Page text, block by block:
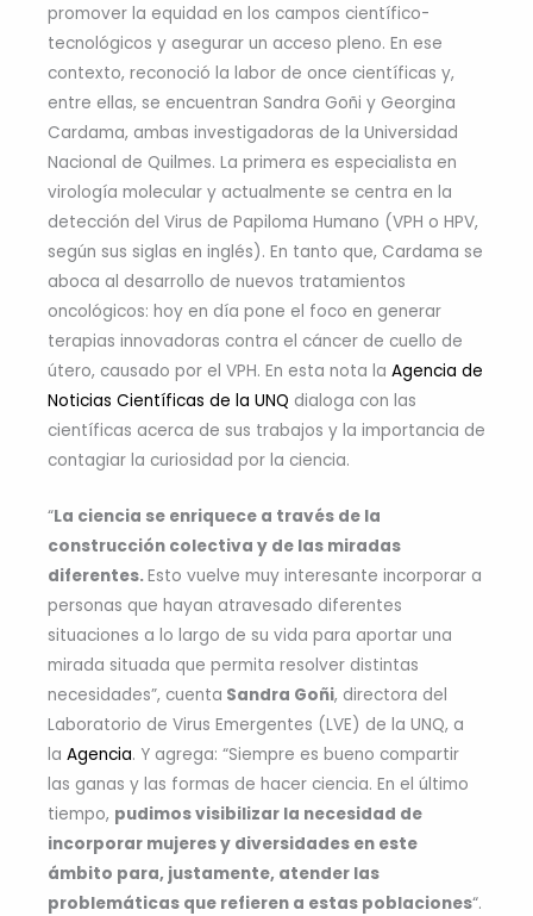
promover la equidad en los campos científico-
tecnológicos y asegurar un acceso pleno. En ese
contexto, reconoció la labor de once científicas y,
entre ellas, se encuentran Sandra Goñi y Georgina
Cardama, ambas investigadoras de la Universidad
Nacional de Quilmes. La primera es especialista en
virología molecular y actualmente se centra en la
detección del Virus de Papiloma Humano (VPH o HPV,
según sus siglas en inglés). En tanto que, Cardama se
aboca al desarrollo de nuevos tratamientos
oncológicos: hoy en día pone el foco en generar
terapias innovadoras contra el cáncer de cuello de
útero, causado por el VPH. En esta nota la Agencia de
Noticias Científicas de la UNQ dialoga con las
científicas acerca de sus trabajos y la importancia de
contagiar la curiosidad por la ciencia.
“La ciencia se enriquece a través de la
construcción colectiva y de las miradas
diferentes.Esto vuelve muy interesante incorporar a
personas que hayan atravesado diferentes
situaciones a lo largo de su vida para aportar una
mirada situada que permita resolver distintas
necesidades”, cuenta Sandra Goñi, directora del
Laboratorio de Virus Emergentes (LVE) de la UNQ, a
la Agencia. Y agrega: “Siempre es bueno compartir
las ganas y las formas de hacer ciencia. En el último
tiempo, pudimos visibilizar la necesidad de
incorporar mujeres y diversidades en este
ámbito para, justamente, atender las
problemáticas que refieren a estas poblaciones“.